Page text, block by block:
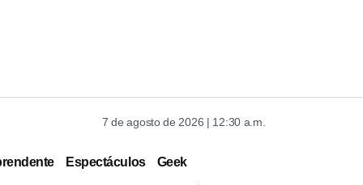
7 de agosto de 2026 | 12:30 a.m.
Espectáculos Geek